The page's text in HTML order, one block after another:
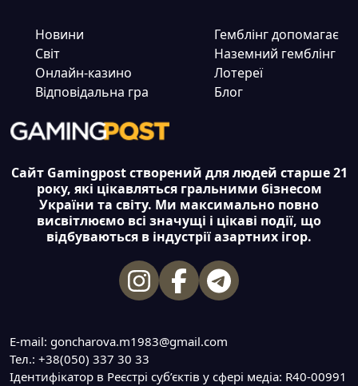
Новини
Світ
Онлайн-казино
Відповідальна гра
Гемблінг допомагає
Наземний гемблінг
Лотереї
Блог
Сайт Gamingpost створений для людей старше 21
року, які цікавляться гральними бізнесом
України та світу. Ми максимально повно
висвітлюємо всі значущі і цікаві події, що
відбуваються в індустрії азартних ігор.
E-mail: goncharova.m1983@gmail.com
Тел.: +38(050) 337 30 33
Ідентифікатор в Реєстрі суб’єктів у сфері медіа: R40-00991